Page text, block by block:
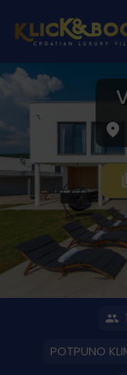
POTPUNO